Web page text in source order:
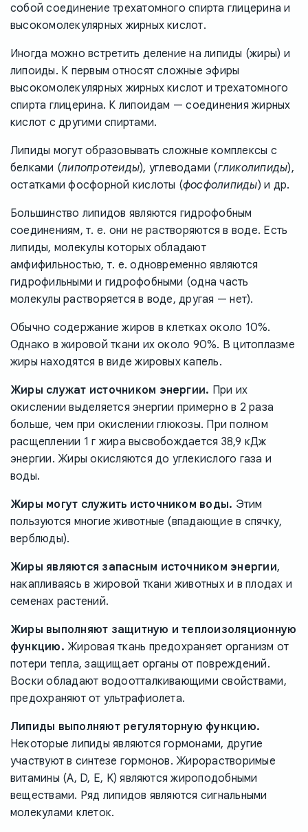
собой соединение трехатомного спирта глицерина и
высокомолекулярных жирных кислот.
Иногда можно встретить деление на липиды (жиры) и
липоиды. К первым относят сложные эфиры
высокомолекулярных жирных кислот и трехатомного
спирта глицерина. К липоидам — соединения жирных
кислот с другими спиртами.
Липиды могут образовывать сложные комплексы с
белками (липопротеиды), углеводами (гликолипиды),
остатками фосфорной кислоты (фосфолипиды) и др.
Большинство липидов являются гидрофобным
соединениям, т. е. они не растворяются в воде. Есть
липиды, молекулы которых обладают
амфифильностью, т. е. одновременно являются
гидрофильными и гидрофобными (одна часть
молекулы растворяется в воде, другая — нет).
Обычно содержание жиров в клетках около 10%.
Однако в жировой ткани их около 90%. В цитоплазме
жиры находятся в виде жировых капель.
Жиры служат источником энергии. При их
окислении выделяется энергии примерно в 2 раза
больше, чем при окислении глюкозы. При полном
расщеплении 1 г жира высвобождается 38,9 кДж
энергии. Жиры окисляются до углекислого газа и
воды.
Жиры могут служить источником воды. Этим
пользуются многие животные (впадающие в спячку,
верблюды).
Жиры являются запасным источником энергии,
накапливаясь в жировой ткани животных и в плодах и
семенах растений.
Жиры выполняют защитную и теплоизоляционную
функцию. Жировая ткань предохраняет организм от
потери тепла, защищает органы от повреждений.
Воски обладают водоотталкивающими свойствами,
предохраняют от ультрафиолета.
Липиды выполняют регуляторную функцию.
Некоторые липиды являются гормонами, другие
участвуют в синтезе гормонов. Жирорастворимые
витамины (A, D, E, K) являются жироподобными
веществами. Ряд липидов являются сигнальными
молекулами клеток.